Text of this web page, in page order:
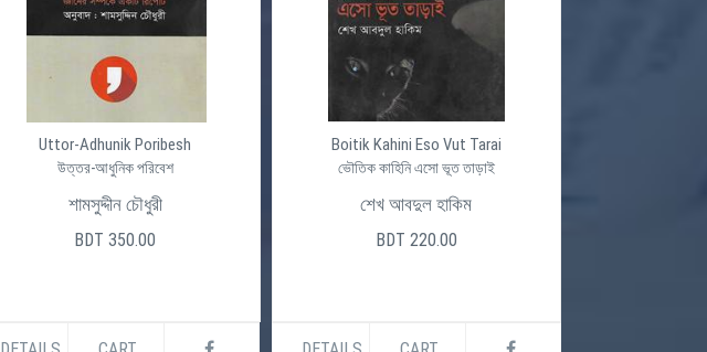
Uttor-Adhunik Poribesh
উত্তর-আধুনিক পরিবেশ
শামসুদ্দীন চৌধুরী
BDT 350.00
Boitik Kahini Eso Vut Tarai
ভৌতিক কাহিনি এসো ভূত তাড়াই
শেখ আবদুল হাকিম
BDT 220.00